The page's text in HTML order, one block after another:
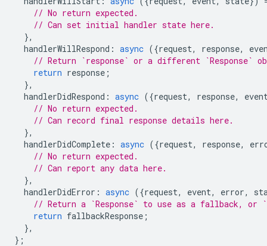
// No return expected.
// Can set initial handler state here.
},
handlerWillRespond : async ({request, response,
// Return `response` or a different `Response`
return response ;
},
handlerDidRespond : async ({request, response,
// No return expected.
// Can record final response details here.
},
handlerDidComplete : async ({request, response,
// No return expected.
// Can report any data here.
},
handlerDidError : async ({request, event, error,
// Return a `Response` to use as a fallback, or
return fallbackResponse ;
},
};